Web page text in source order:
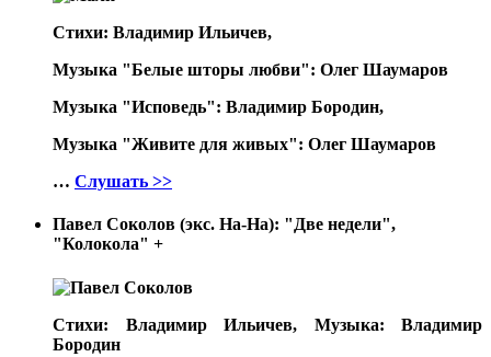
Стихи: Владимир Ильичев,
Музыка "Белые шторы любви": Олег Шаумаров
Музыка "Исповедь": Владимир Бородин,
Музыка "Живите для живых": Олег Шаумаров
… Слушать >>
Павел Соколов (экс. На-На): "Две недели",
"Колокола" +
Стихи: Владимир Ильичев, Музыка: Владимир
Бородин